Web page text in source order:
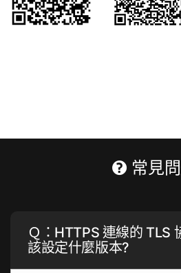
常見
Ｑ：HTTPS 連線的 TLS
該設定什麼版本?